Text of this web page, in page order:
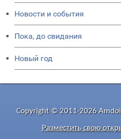
Новости и события
Пока, до свидания
Новый год
Copyright © 2011-2026
Разместить свою